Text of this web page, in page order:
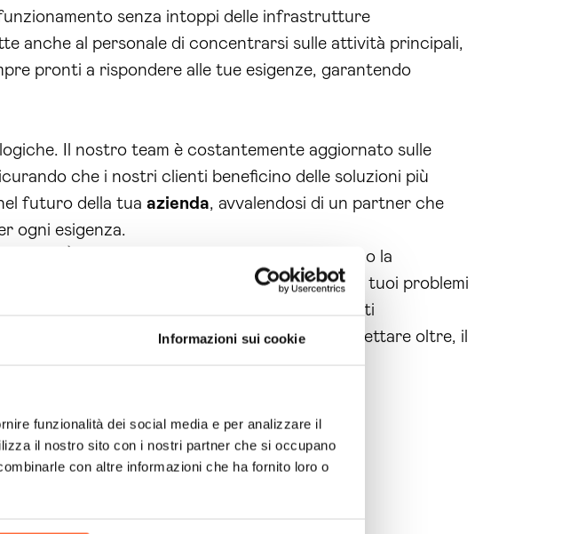
Informazioni sui cookie
funzionalità dei social media e per analizzare il
il nostro sito con i nostri partner che si occupano
con altre informazioni che ha fornito loro o
senza intoppi delle infrastrutture
anche al personale di concentrarsi sulle attività principali,
pronti a rispondere alle tue esigenze, garantendo
Il nostro team è costantemente aggiornato sulle
che i nostri clienti beneficino delle soluzioni più
futuro della tua azienda, avvalendosi di un partner che
ogni esigenza.
. È il momento di agire e prendere in mano la
e scopri come possiamo aiutarti a risolvere i tuoi problemi
esperti sono pronti a fornirti le soluzioni che ti
dati e far crescere il tuo business. Non aspettare oltre, il